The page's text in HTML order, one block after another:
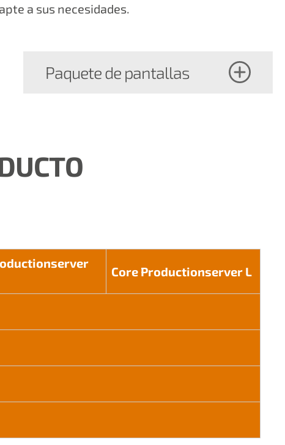
a sus necesidades.
Paquete de pantallas
Core Productionserver L